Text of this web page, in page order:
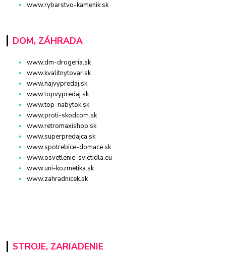
www.rybarstvo-kamenik.sk
DOM, ZÁHRADA
www.dm-drogeria.sk
www.kvalitnytovar.sk
www.najvypredaj.sk
www.topvypredaj.sk
www.top-nabytok.sk
www.proti-skodcom.sk
www.retromaxishop.sk
www.superpredajca.sk
www.spotrebice-domace.sk
www.osvetlenie-svietidla.eu
www.uni-kozmetika.sk
www.zahradnicek.sk
STROJE, ZARIADENIE